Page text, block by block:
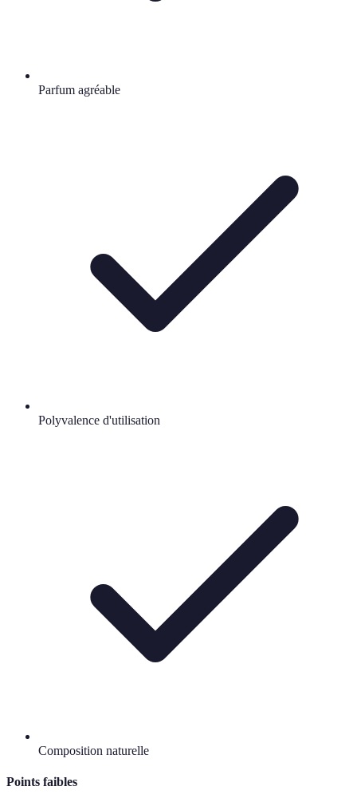
Parfum agréable
Polyvalence d'utilisation
Composition naturelle
Points faibles